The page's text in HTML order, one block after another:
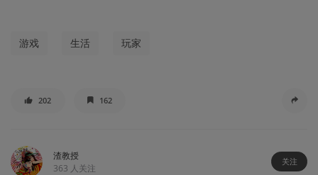
游戏 生活 玩家
202 162
渣教授
363 人关注
关注